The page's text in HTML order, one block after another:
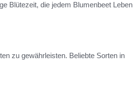
Blütezeit, die jedem Blumenbeet Leben
zu gewährleisten. Beliebte Sorten in